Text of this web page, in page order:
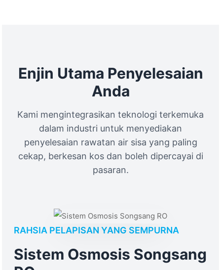
Enjin Utama Penyelesaian
Anda
Kami mengintegrasikan teknologi terkemuka
dalam industri untuk menyediakan
penyelesaian rawatan air sisa yang paling
cekap, berkesan kos dan boleh dipercayai di
pasaran.
RAHSIA PELAPISAN YANG SEMPURNA
Sistem Osmosis Songsang